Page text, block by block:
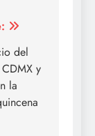
del
y
la